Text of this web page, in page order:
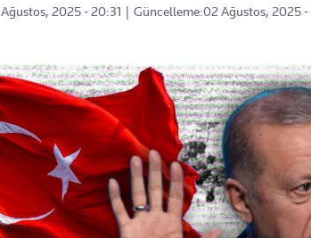
2025 - 20:31 Güncelleme:02 Ağustos, 2025 -